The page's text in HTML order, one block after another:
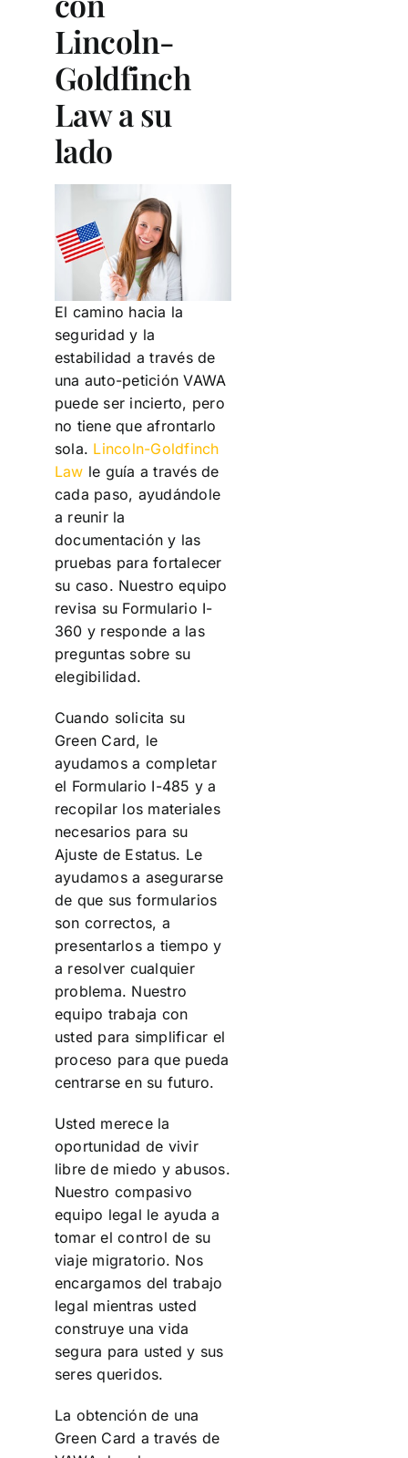
Lincoln-
Goldfinch
Law a su
lado
El camino hacia la
seguridad y la
estabilidad a través de
una auto-petición VAWA
puede ser incierto, pero
no tiene que afrontarlo
sola. Lincoln-Goldfinch
Law le guía a través de
cada paso, ayudándole
a reunir la
documentación y las
pruebas para fortalecer
su caso. Nuestro equipo
revisa su Formulario I-
360 y responde a las
preguntas sobre su
elegibilidad.
Cuando solicita su
Green Card, le
ayudamos a completar
el Formulario I-485 y a
recopilar los materiales
necesarios para su
Ajuste de Estatus. Le
ayudamos a asegurarse
de que sus formularios
son correctos, a
presentarlos a tiempo y
a resolver cualquier
problema. Nuestro
equipo trabaja con
usted para simplificar el
proceso para que pueda
centrarse en su futuro.
Usted merece la
oportunidad de vivir
libre de miedo y abusos.
Nuestro compasivo
equipo legal le ayuda a
tomar el control de su
viaje migratorio. Nos
encargamos del trabajo
legal mientras usted
construye una vida
segura para usted y sus
seres queridos.
La obtención de una
Green Card a través de